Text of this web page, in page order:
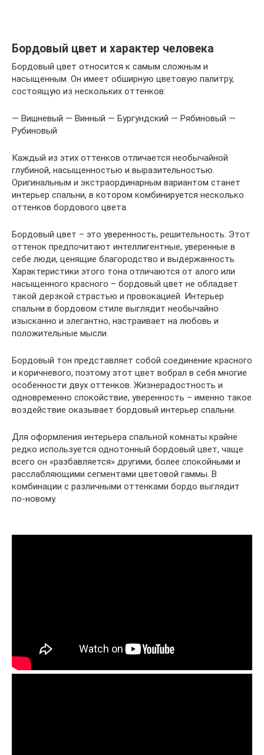
Бордовый цвет и характер человека
Бордовый цвет относится к самым сложным и
насыщенным. Он имеет обширную цветовую палитру,
состоящую из нескольких оттенков:
— Вишневый — Винный — Бургундский — Рябиновый —
Рубиновый
Каждый из этих оттенков отличается необычайной
глубиной, насыщенностью и выразительностью.
Оригинальным и экстраординарным вариантом станет
интерьер спальни, в котором комбинируется несколько
оттенков бордового цвета.
Бордовый цвет – это уверенность, решительность. Этот
оттенок предпочитают интеллигентные, уверенные в
себе люди, ценящие благородство и выдержанность.
Характеристики этого тона отличаются от алого или
насыщенного красного – бордовый цвет не обладает
такой дерзкой страстью и провокацией. Интерьер
спальни в бордовом стиле выглядит необычайно
изысканно и элегантно, настраивает на любовь и
положительные мысли.
Бордовый тон представляет собой соединение красного
и коричневого, поэтому этот цвет вобрал в себя многие
особенности двух оттенков. Жизнерадостность и
одновременно спокойствие, уверенность – именно такое
воздействие оказывает бордовый интерьер спальни.
Для оформления интерьера спальной комнаты крайне
редко используется однотонный бордовый цвет, чаще
всего он «разбавляется» другими, более спокойными и
расслабляющими сегментами цветовой гаммы. В
комбинации с различными оттенками бордо выглядит
по-новому.